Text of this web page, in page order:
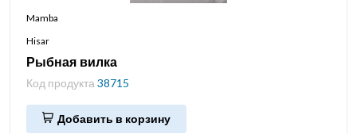
Mamba
Hisar
Рыбная вилка
Код продукта 38715
Добавить в корзину